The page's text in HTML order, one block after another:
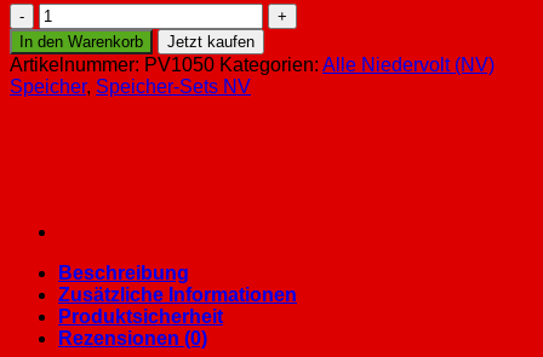
Felicity
T-
REX-
10KLP3G01
10KW
-
Menge
In den Warenkorb Jetzt kaufen
Artikelnummer: PV1050 Kategorien: Alle Niedervolt (NV)
Speicher, Speicher-Sets NV
Beschreibung
Zusätzliche Informationen
Produktsicherheit
Rezensionen (0)